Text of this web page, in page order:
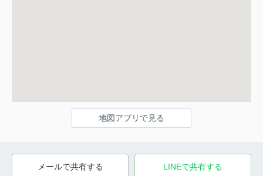
地図アプリで見る
メールで共有する LINEで共有する